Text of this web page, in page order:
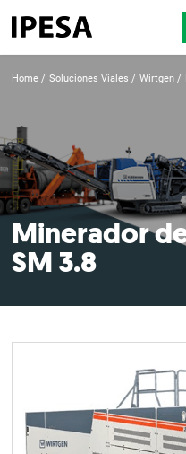
Home Soluciones Viales Wirtgen
Minerador
SM 3.8